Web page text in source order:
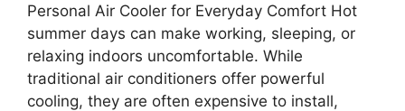
Personal Air Cooler for Everyday Comfort Hot
summer days can make working, sleeping, or
relaxing indoors uncomfortable. While
traditional air conditioners offer powerful
cooling, they are often expensive to install,